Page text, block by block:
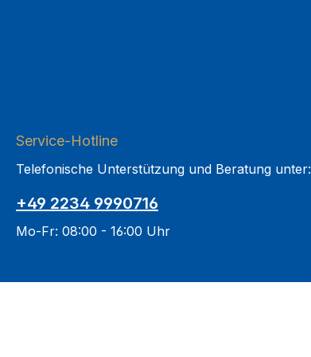
Service-Hotline
Telefonische Unterstützung und Beratung unter:
+49 2234 9990716
Mo-Fr: 08:00 - 16:00 Uhr